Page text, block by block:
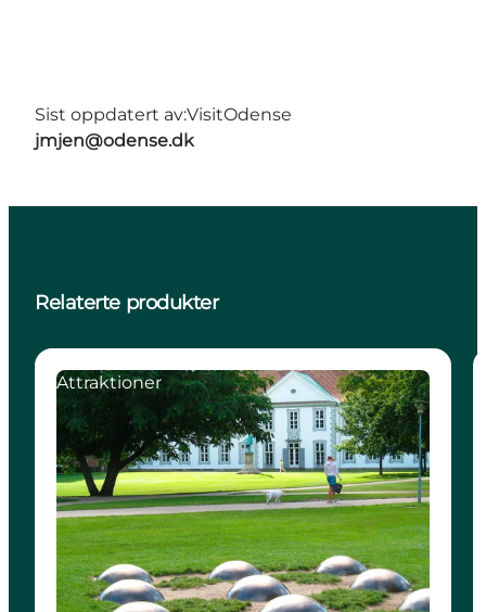
Sist oppdatert av:VisitOdense
jmjen@odense.dk
Relaterte produkter
Attraktioner